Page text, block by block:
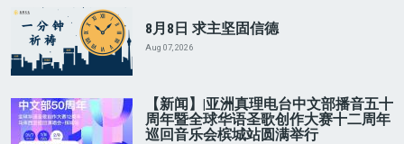
8月8日 求主坚固信德
Aug 07, 2026
【新闻】|亚洲真理电台中文部播音五十
周年暨全球华语圣歌创作大赛十二周年
巡回音乐会槟城站圆满举行